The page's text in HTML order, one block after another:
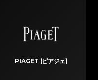
PIAGET (ピアジェ)